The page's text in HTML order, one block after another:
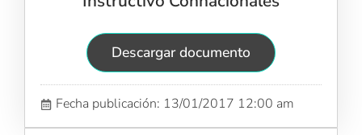
Descargar documento
Fecha publicación: 13/01/2017 12:00 am